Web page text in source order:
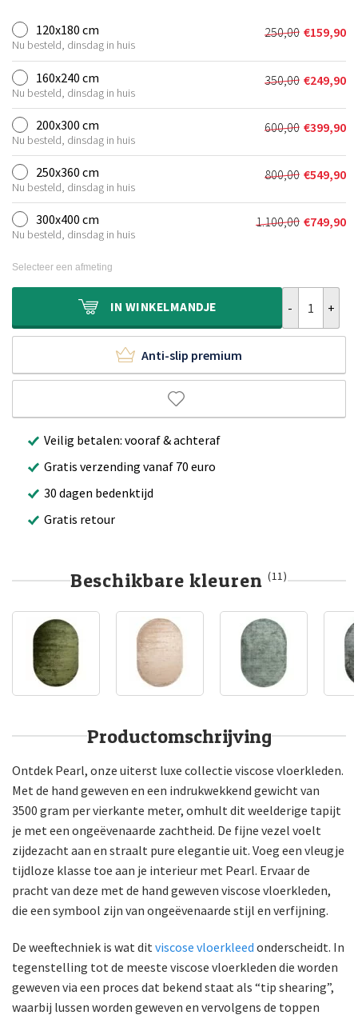
120x180 cm
Nu besteld, dinsdag in huis
250,00
prijs
was:
€250,00.
€159,90
Huidige
prijs
is:
€159,90.
160x240 cm
Nu besteld, dinsdag in huis
350,00
prijs
was:
€350,00.
€249,90
Huidige
prijs
is:
€249,90.
200x300 cm
Nu besteld, dinsdag in huis
600,00
prijs
was:
€600,00.
€399,90
Huidige
prijs
is:
€399,90.
250x360 cm
Nu besteld, dinsdag in huis
800,00
prijs
was:
€800,00.
€549,90
Huidige
prijs
is:
€549,90.
300x400 cm
Nu besteld, dinsdag in huis
1.100,00 €749,90
Huidige
Selecteer een afmeting
IN WINKELMANDJE
Anti-slip premium
Veilig betalen: vooraf & achteraf
Gratis verzending vanaf 70 euro
30 dagen bedenktijd
Gratis retour
Beschikbare kleuren (11)
Productomschrijving
Ontdek Pearl, onze uiterst luxe collectie viscose vloerkleden.
Met de hand geweven en een indrukwekkend gewicht van
3500 gram per vierkante meter, omhult dit weelderige tapijt
je met een ongeëvenaarde zachtheid. De fijne vezel voelt
zijdezacht aan en straalt pure elegantie uit. Voeg een vleugje
tijdloze klasse toe aan je interieur met Pearl. Ervaar de
pracht van deze met de hand geweven viscose vloerkleden,
die een symbool zijn van ongeëvenaarde stijl en verfijning.
De weeftechniek is wat dit viscose vloerkleed onderscheidt. In
tegenstelling tot de meeste viscose vloerkleden die worden
geweven via een proces dat bekend staat als “tip shearing”,
waarbij lussen worden geweven en vervolgens de toppen